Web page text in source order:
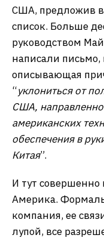
США, предложив
список. Больше
руководством
написали письмо,
описывающая
“уклониться от
США,
американских
обеспечения в
Китая”.
И тут совершенно
Америка.
компания, ее
лупой, все